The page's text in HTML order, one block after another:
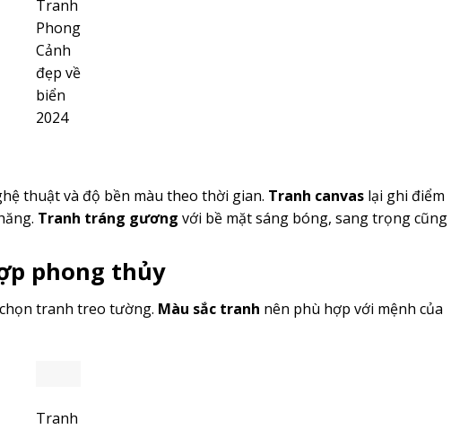
Tranh
Phong
Cảnh
đẹp về
biển
2024
thuật và độ bền màu theo thời gian. Tranh canvas lại ghi điểm
Tranh tráng gương với bề mặt sáng bóng, sang trọng cũng
phong thủy
tranh treo tường. Màu sắc tranh nên phù hợp với mệnh của
Tranh